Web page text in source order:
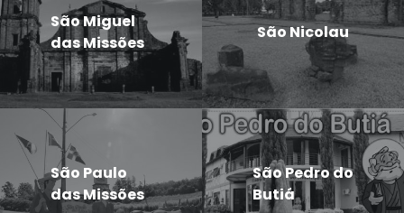
São Miguel
das Missões
São Nicolau
São Paulo
das Missões
São Pedro do
Butiá